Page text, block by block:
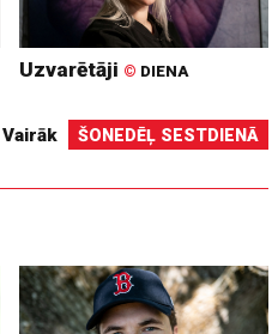
Uzvarētāji © DIENA
Vairāk ŠONEDĒĻ SESTDIENĀ